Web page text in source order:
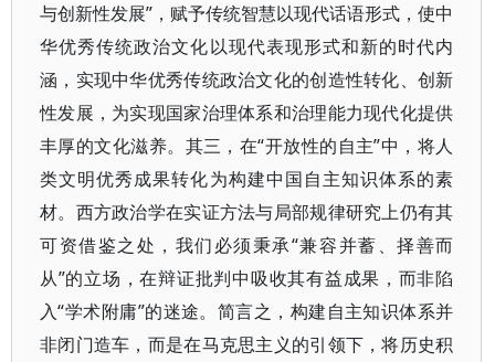
与创新性发展”，赋予传统智慧以现代话语形式，使中
华优秀传统政治文化以现代表现形式和新的时代内
涵，实现中华优秀传统政治文化的创造性转化、创新
性发展，为实现国家治理体系和治理能力现代化提供
丰厚的文化滋养。其三，在“开放性的自主”中，将人
类文明优秀成果转化为构建中国自主知识体系的素
材。西方政治学在实证方法与局部规律研究上仍有其
可资借鉴之处，我们必须秉承“兼容并蓄、择善而
从”的立场，在辩证批判中吸收其有益成果，而非陷
入“学术附庸”的迷途。简言之，构建自主知识体系并
非闭门造车，而是在马克思主义的引领下，将历史积